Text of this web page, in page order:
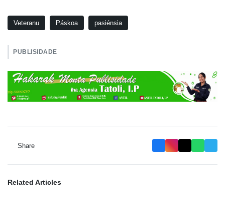
Veteranu Páskoa pasiénsia
PUBLISIDADE
Share
Related Articles